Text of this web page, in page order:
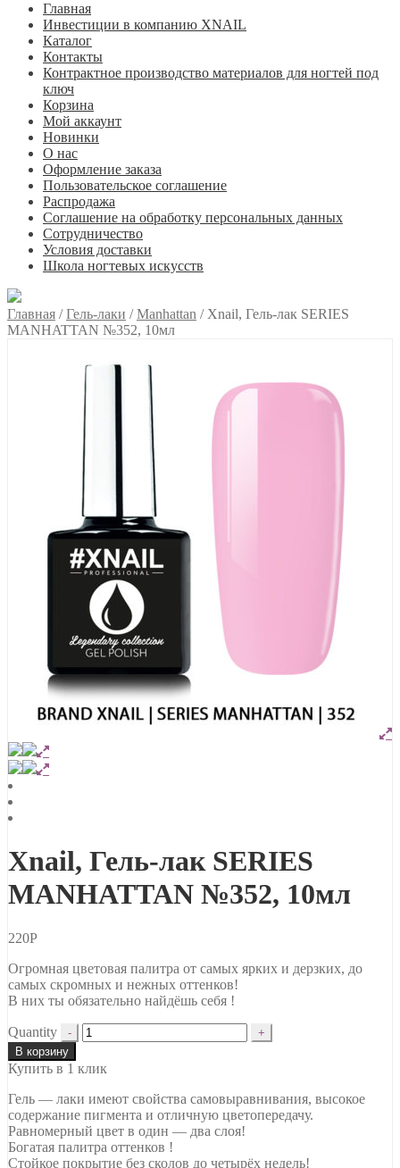
Главная
Инвестиции в компанию XNAIL
Каталог
Контакты
Контрактное производство материалов для ногтей под
ключ
Корзина
Мой аккаунт
Новинки
О нас
Оформление заказа
Пользовательское соглашение
Распродажа
Соглашение на обработку персональных данных
Сотрудничество
Условия доставки
Школа ногтевых искусств
Главная /Гель-лаки /Manhattan / Xnail, Гель-лак SERIES
MANHATTAN №352, 10мл
Xnail, Гель-лак SERIES
MANHATTAN №352, 10мл
220Р
Огромная цветовая палитра от самых ярких и дерзких, до
самых скромных и нежных оттенков!
В них ты обязательно найдёшь себя !
Quantity
В корзину
Купить в 1 клик
Гель — лаки имеют свойства самовыравнивания, высокое
содержание пигмента и отличную цветопередачу.
Равномерный цвет в один — два слоя!
Богатая палитра оттенков !
Стойкое покрытие без сколов до четырёх недель!